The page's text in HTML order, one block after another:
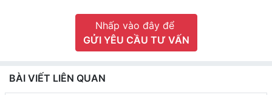
Nhấp vào đây để
GỬI YÊU CẦU TƯ VẤN
BÀI VIẾT LIÊN QUAN